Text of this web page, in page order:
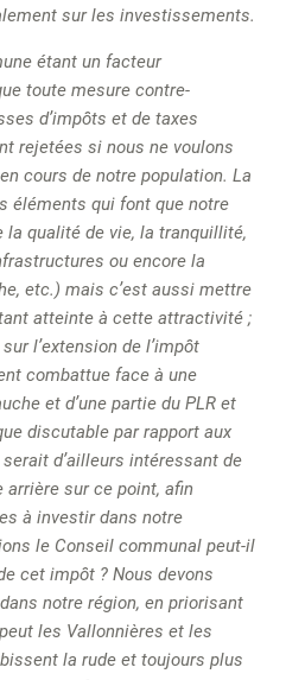
sur les investissements.
étant un facteur
toute mesure contre-
d’impôts et de taxes
rejetées si nous ne voulons
cours de notre population. La
éléments qui font que notre
qualité de vie, la tranquillité,
ou encore la
etc.) mais c’est aussi mettre
atteinte à cette attractivité ;
l’extension de l’impôt
combattue face à une
et d’une partie du PLR et
discutable par rapport aux
d’ailleurs intéressant de
sur ce point, afin
à investir dans notre
le Conseil communal peut-il
cet impôt ? Nous devons
notre région, en priorisant
les Vallonnières et les
la rude et toujours plus